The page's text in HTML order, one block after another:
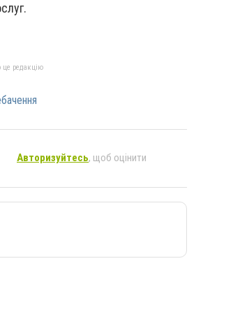
це редакцію
Авторизуйтесь, щоб оцінити